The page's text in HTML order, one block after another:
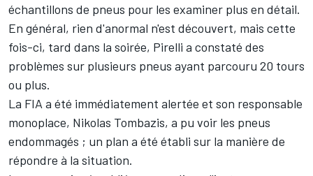
échantillons de pneus pour les examiner plus en détail.
En général, rien d'anormal n'est découvert, mais cette
fois-ci, tard dans la soirée, Pirelli a constaté des
problèmes sur plusieurs pneus ayant parcouru 20 tours
ou plus.
La FIA a été immédiatement alertée et son responsable
monoplace, Nikolas Tombazis, a pu voir les pneus
endommagés ; un plan a été établi sur la manière de
répondre à la situation.